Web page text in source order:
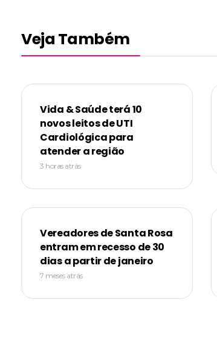
Veja Também
Vida & Saúde terá 10
novos leitos de UTI
Cardiológica para
atender a região
3 horas atrás
Vereadores de Santa Rosa
entram em recesso de 30
dias a partir de janeiro
7 meses atrás